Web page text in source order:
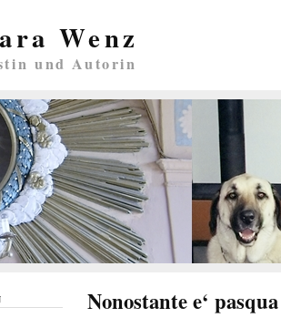
Wenz
und Autorin
Nonostante e‘ pasqua